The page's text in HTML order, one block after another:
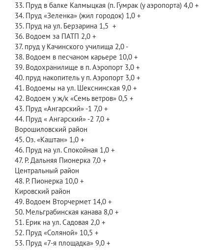
33. Пруд в балке Калмыцкая (п. Гумрак (у аэропорта) 4,0 +
34. Пруд «Зеленка» (жил городок) 1,0 +
35. Пруд на ул. Берзарина 1,5 +
36. Водоем за ПАТП 2,0 +
37. пруд у Качинского училища 2,0 -
38. Водоем в песчаном карьере 10,0 +
39. Водохранилище в п. Аэропорт 3,0 +
40. пруд накопитель у п. Аэропорт 3,0 +
41. Водоемы на ул. Шекснинская 9,0 +
42. Водоем у ж/к «Семь ветров» 0,5 +
43. Пруд «Ангарский» -1 7,0 +
44. Пруд « Ангарский» -2 7,0 +
Ворошиловский район
45. Оз. «Каштан» 1,0 +
46. Пруд на ул. Спокойная 1,0 +
47. Р. Дальняя Пионерка 7,0 +
Центральный район
48. Р. Пионерка 10,0 +
Кировский район
49. Водоем Вторчермет 14,0 +
50. Мельграбинская канава 8,0 +
51. Ерик на ул. Садовая 2,0 +
52. Пруд «Соляной» 10,5 +
53. Пруд «7-я площадка» 9,0 +